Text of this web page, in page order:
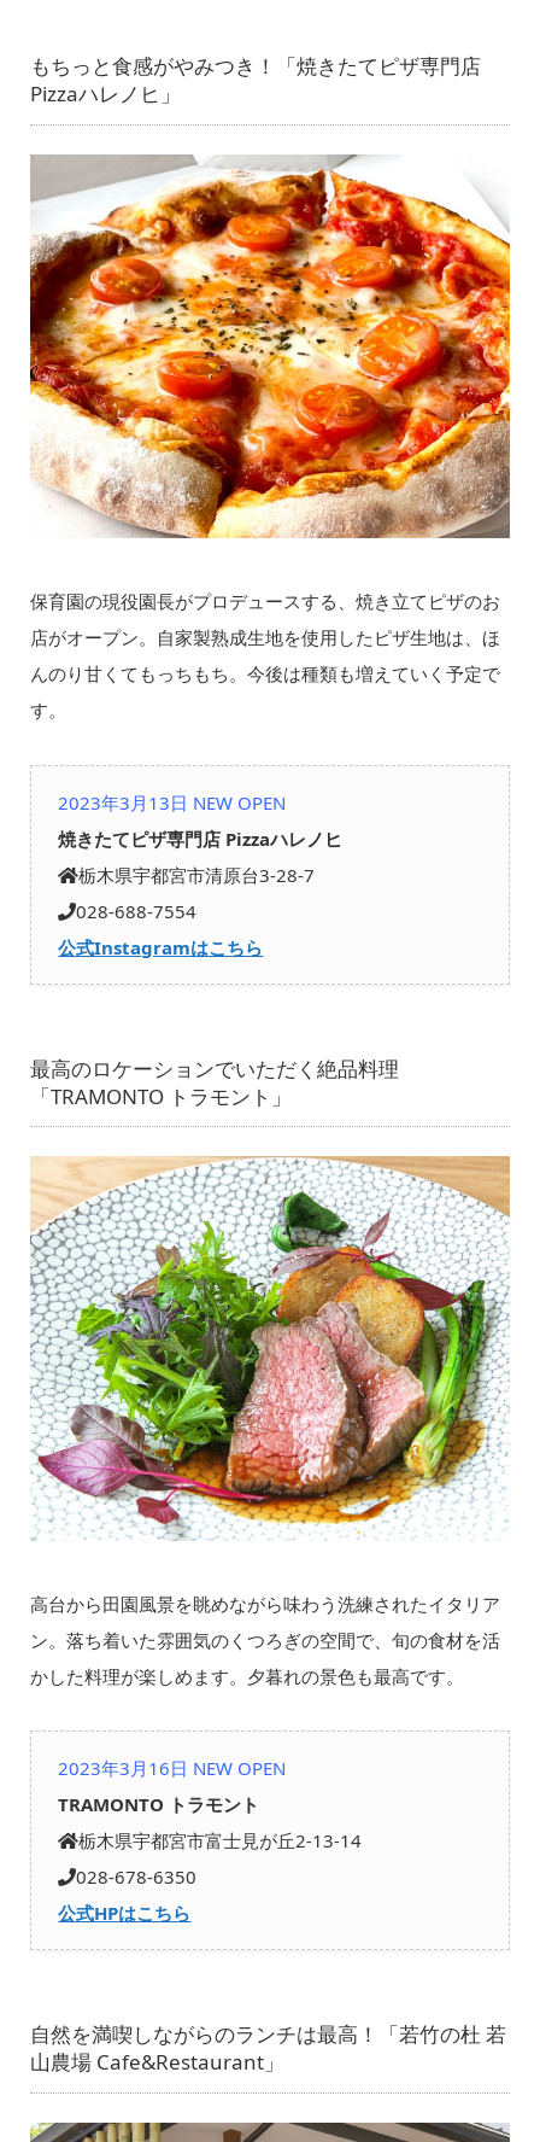
もちっと食感がやみつき！「焼きたてピザ専門店
Pizzaハレノヒ」
保育園の現役園長がプロデュースする、焼き立てピザのお
店がオープン。自家製熟成生地を使用したピザ生地は、ほ
んのり甘くてもっちもち。今後は種類も増えていく予定で
す。
2023年3月13日 NEW OPEN
焼きたてピザ専門店 Pizzaハレノヒ
栃木県宇都宮市清原台3-28-7
028-688-7554
公式Instagramはこちら
最高のロケーションでいただく絶品料理
「TRAMONTO トラモント」
高台から田園風景を眺めながら味わう洗練されたイタリア
ン。落ち着いた雰囲気のくつろぎの空間で、旬の食材を活
かした料理が楽しめます。夕暮れの景色も最高です。
2023年3月16日 NEW OPEN
TRAMONTO トラモント
栃木県宇都宮市富士見が丘2-13-14
028-678-6350
公式HPはこちら
自然を満喫しながらのランチは最高！「若竹の杜 若
山農場 Cafe&Restaurant」